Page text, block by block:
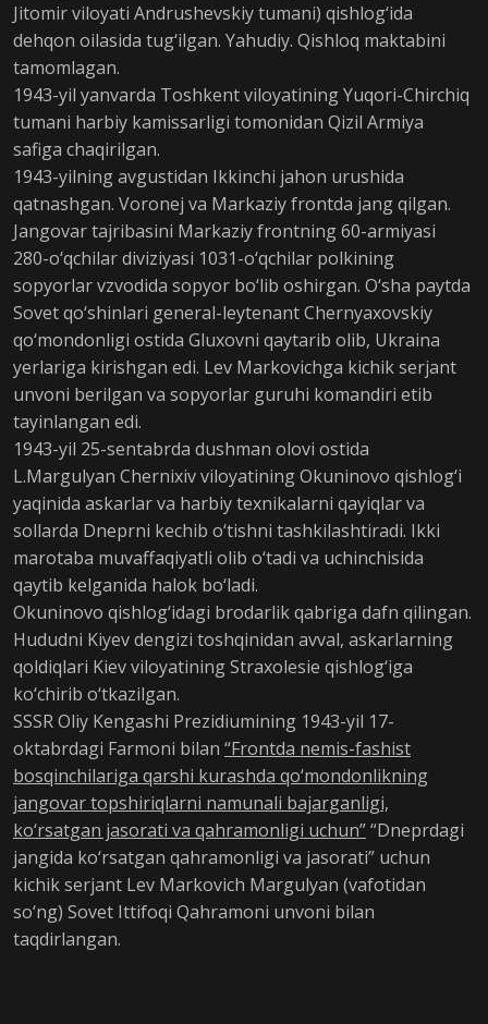
Jitomir viloyati Andrushevskiy tumani) qishlog‘ida
dehqon oilasida tug‘ilgan. Yahudiy. Qishloq maktabini
tamomlagan.
1943-yil yanvarda Toshkent viloyatining Yuqori-Chirchiq
tumani harbiy kamissarligi tomonidan Qizil Armiya
safiga chaqirilgan.
1943-yilning avgustidan Ikkinchi jahon urushida
qatnashgan. Voronej va Markaziy frontda jang qilgan.
Jangovar tajribasini Markaziy frontning 60-armiyasi
280-o‘qchilar diviziyasi 1031-o‘qchilar polkining
sopyorlar vzvodida sopyor bo‘lib oshirgan. O‘sha paytda
Sovet qo‘shinlari general-leytenant Chernyaxovskiy
qo‘mondonligi ostida Gluxovni qaytarib olib, Ukraina
yerlariga kirishgan edi. Lev Markovichga kichik serjant
unvoni berilgan va sopyorlar guruhi komandiri etib
tayinlangan edi.
1943-yil 25-sentabrda dushman olovi ostida
L.Margulyan Chernixiv viloyatining Okuninovo qishlog‘i
yaqinida askarlar va harbiy texnikalarni qayiqlar va
sollarda Dneprni kechib o‘tishni tashkilashtiradi. Ikki
marotaba muvaffaqiyatli olib o‘tadi va uchinchisida
qaytib kelganida halok bo‘ladi.
Okuninovo qishlog‘idagi brodarlik qabriga dafn qilingan.
Hududni Kiyev dengizi toshqinidan avval, askarlarning
qoldiqlari Kiev viloyatining Straxolesie qishlog‘iga
ko‘chirib o‘tkazilgan.
SSSR Oliy Kengashi Prezidiumining 1943-yil 17-
oktabrdagi Farmoni bilan “Frontda nemis-fashist
bosqinchilariga qarshi kurashda qo‘mondonlikning
jangovar topshiriqlarni namunali bajarganligi,
ko‘rsatgan jasorati va qahramonligi uchun”“Dneprdagi
jangida ko‘rsatgan qahramonligi va jasorati” uchun
kichik serjant Lev Markovich Margulyan (vafotidan
so‘ng) Sovet Ittifoqi Qahramoni unvoni bilan
taqdirlangan.